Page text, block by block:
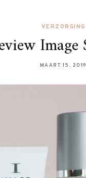
VERZORGING
Image
MAART 15, 2019